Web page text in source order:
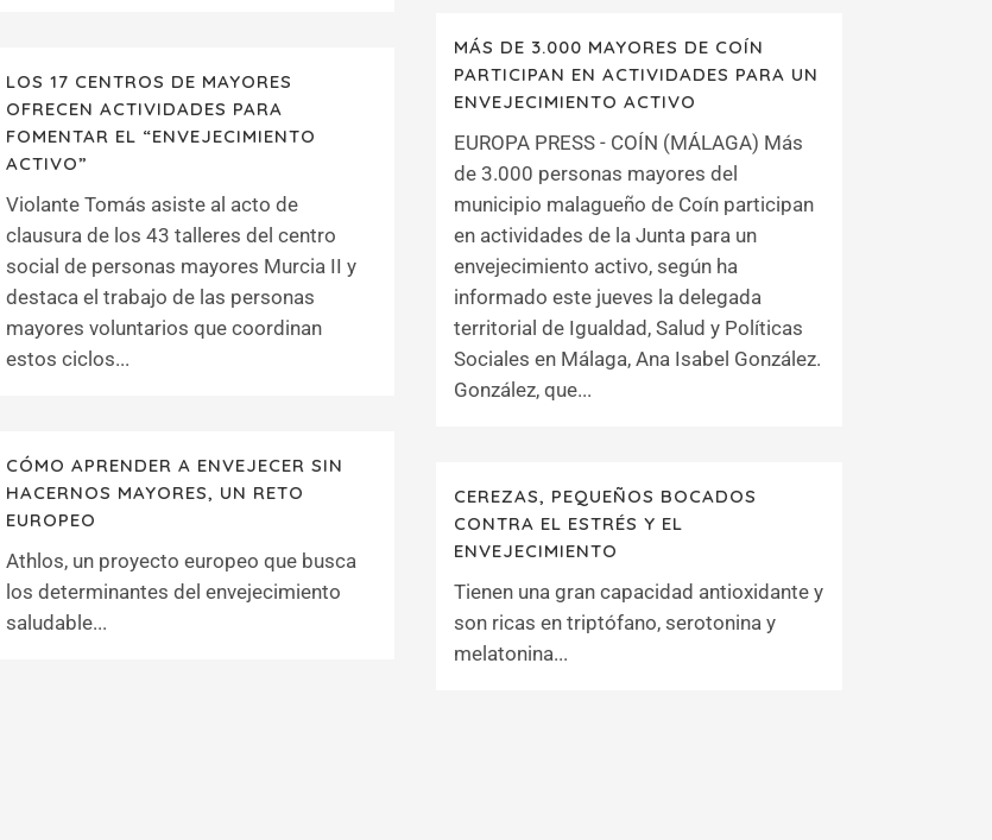
MÁS DE 3.000 MAYORES DE COÍN
PARTICIPAN EN ACTIVIDADES PARA UN
ENVEJECIMIENTO ACTIVO
EUROPA PRESS - COÍN (MÁLAGA) Más
de 3.000 personas mayores del
municipio malagueño de Coín participan
en actividades de la Junta para un
envejecimiento activo, según ha
informado este jueves la delegada
territorial de Igualdad, Salud y Políticas
Sociales en Málaga, Ana Isabel González.
González, que...
LOS 17 CENTROS DE MAYORES
OFRECEN ACTIVIDADES PARA
FOMENTAR EL “ENVEJECIMIENTO
ACTIVO”
Violante Tomás asiste al acto de
clausura de los 43 talleres del centro
social de personas mayores Murcia II y
destaca el trabajo de las personas
mayores voluntarios que coordinan
estos ciclos...
CÓMO APRENDER A ENVEJECER SIN
HACERNOS MAYORES, UN RETO
EUROPEO
Athlos, un proyecto europeo que busca
los determinantes del envejecimiento
saludable...
CEREZAS, PEQUEÑOS BOCADOS
CONTRA EL ESTRÉS Y EL
ENVEJECIMIENTO
Tienen una gran capacidad antioxidante y
son ricas en triptófano, serotonina y
melatonina...